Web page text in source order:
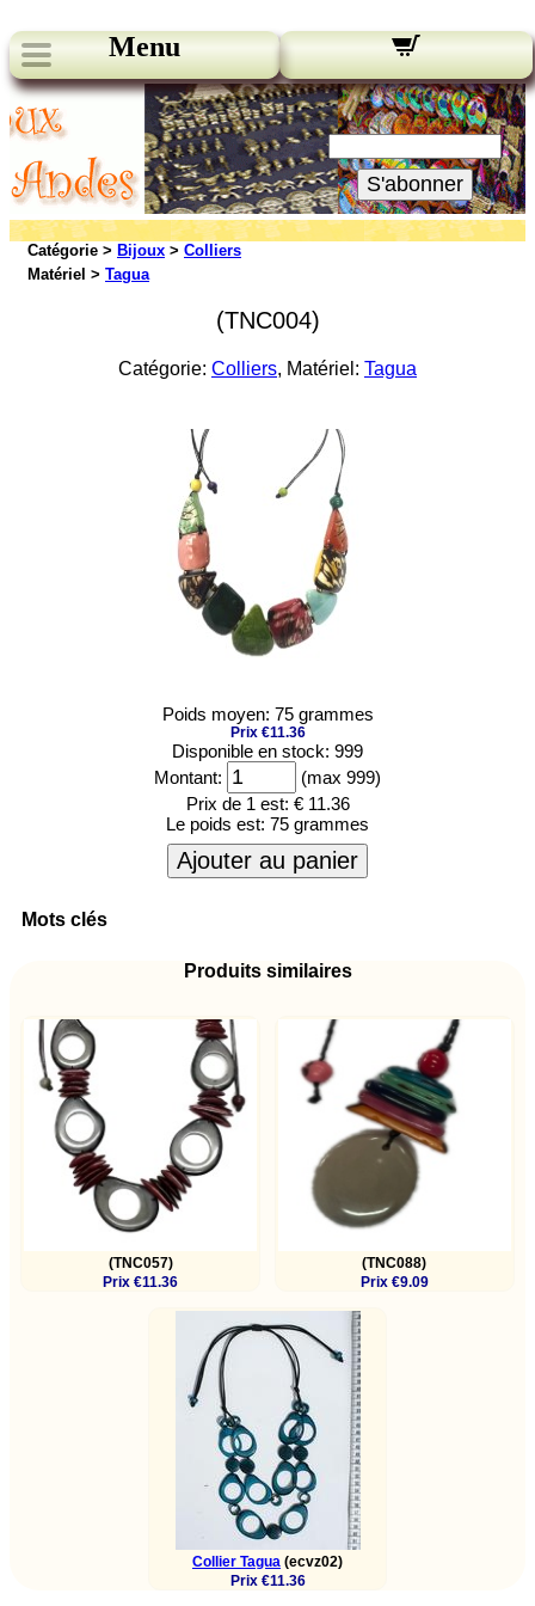
Menu
Nos bulletins:
Votre Email:
S'abonner
Catégorie > Bijoux > Colliers
Matériel > Tagua
(TNC004)
Catégorie: Colliers, Matériel: Tagua
Poids moyen: 75 grammes
Prix €11.36
Disponible en stock: 999
Montant:
(max 999)
Prix de 1 est: € 11.36
Le poids est: 75 grammes
Ajouter au panier
Mots clés
Produits similaires
(TNC057)
Prix €11.36
(TNC088)
Prix €9.09
Collier Tagua (ecvz02)
Prix €11.36